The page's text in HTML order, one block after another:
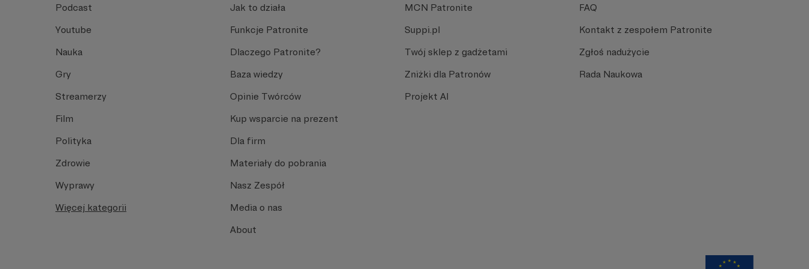
Podcast
Youtube
Nauka
Gry
Streamerzy
Film
Polityka
Zdrowie
Wyprawy
Więcej kategorii
Jak to działa
Funkcje Patronite
Dlaczego Patronite?
Baza wiedzy
Opinie Twórców
Kup wsparcie na prezent
Dla firm
Materiały do pobrania
Nasz Zespół
Media o nas
About
MCN Patronite
Suppi.pl
Twój sklep z gadżetami
Zniżki dla Patronów
Projekt AI
FAQ
Kontakt z zespołem Patronite
Zgłoś nadużycie
Rada Naukowa